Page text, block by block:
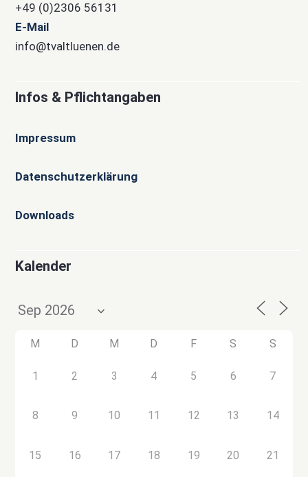
+49 (0)2306 56131
E-Mail
info@tvaltluenen.de
Infos & Pflichtangaben
Impressum
Datenschutzerklärung
Downloads
Kalender
M D M D F S S
1 2 3 4 5 6 7
8 9 10 11 12 13 14
15 16 17 18 19 20 21